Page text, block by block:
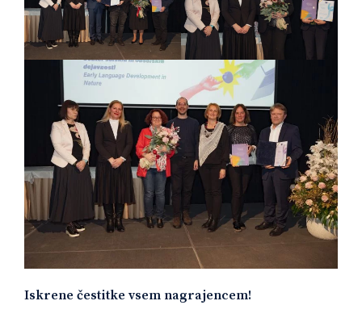
Iskrene čestitke vsem nagrajencem!